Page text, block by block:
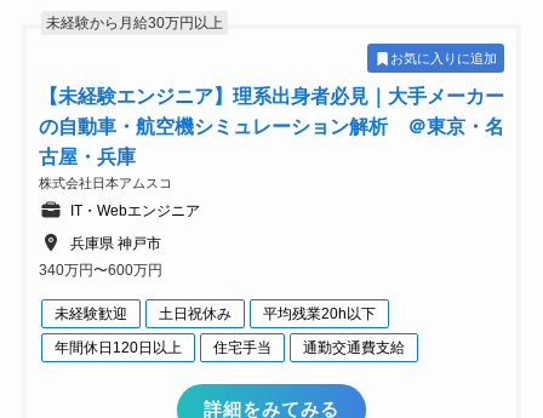
未経験から月給30万円以上
お気に入りに追加
【未経験エンジニア】理系出身者必見｜大手メーカー
の自動車・航空機シミュレーション解析 ＠東京・名
古屋・兵庫
株式会社日本アムスコ
IT・Webエンジニア
兵庫県 神戸市
340万円〜600万円
未経験歓迎 土日祝休み
平均残業20h以下
年間休日120日以上
住宅手当 通勤交通費支給
詳細をみてみる